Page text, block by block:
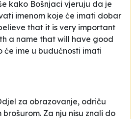
kako Bošnjaci vjeruju da je
imenom koje će imati dobar
that it is very important
a name that will have good
će ime u budućnosti imati
za obrazovanje, odriču
brošurom. Za nju nisu znali do